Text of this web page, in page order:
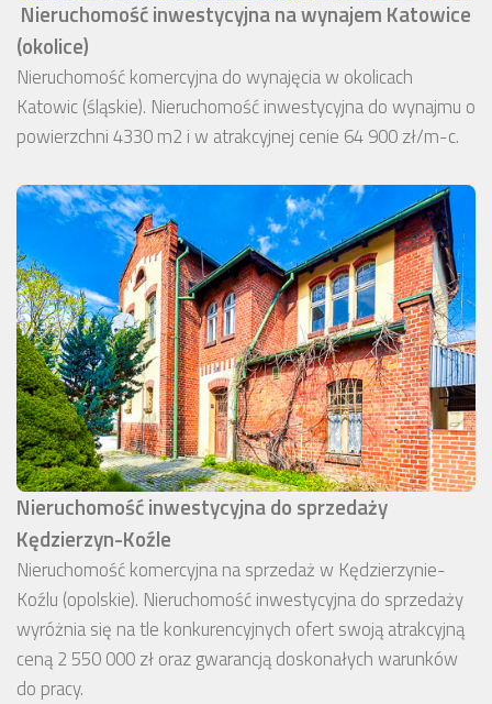
Nieruchomość inwestycyjna na wynajem Katowice
(okolice)
Nieruchomość komercyjna do wynajęcia w okolicach
Katowic (śląskie). Nieruchomość inwestycyjna do wynajmu o
powierzchni 4330 m2 i w atrakcyjnej cenie 64 900 zł/m-c.
Nieruchomość inwestycyjna do sprzedaży
Kędzierzyn-Koźle
Nieruchomość komercyjna na sprzedaż w Kędzierzynie-
Koźlu (opolskie). Nieruchomość inwestycyjna do sprzedaży
wyróżnia się na tle konkurencyjnych ofert swoją atrakcyjną
ceną 2 550 000 zł oraz gwarancją doskonałych warunków
do pracy.